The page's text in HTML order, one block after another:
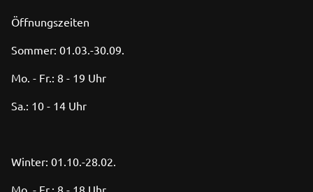
Öffnungszeiten
Sommer: 01.03.-30.09.
Mo. - Fr.: 8 - 19 Uhr
Sa.: 10 - 14 Uhr
Winter: 01.10.-28.02.